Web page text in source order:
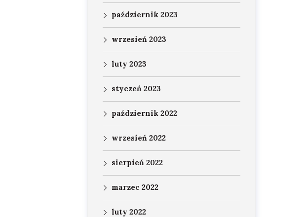
październik 2023
wrzesień 2023
luty 2023
styczeń 2023
październik 2022
wrzesień 2022
sierpień 2022
marzec 2022
luty 2022